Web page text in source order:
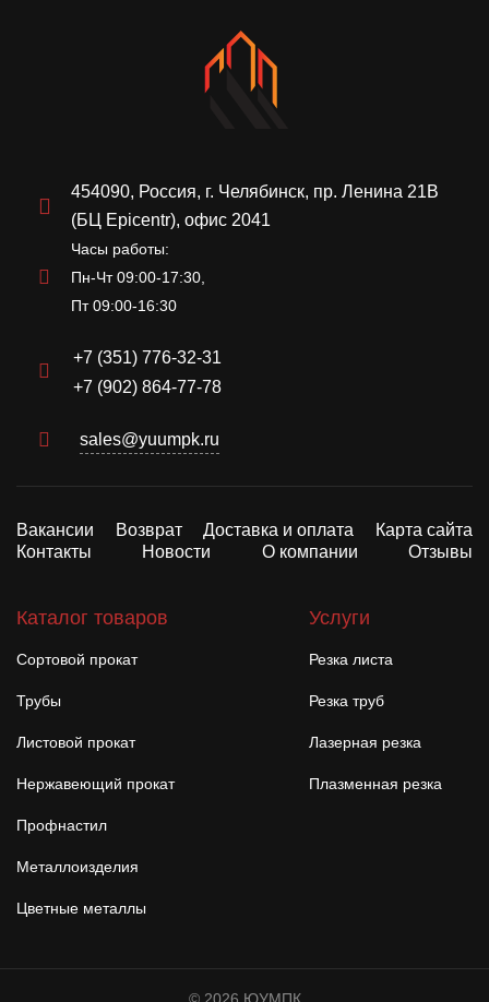
454090, Россия, г. Челябинск, пр. Ленина 21В
(БЦ Epicentr), офис 2041
Часы работы:
Пн-Чт 09:00-17:30,
Пт 09:00-16:30
+7 (351) 776-32-31
+7 (902) 864-77-78
sales@yuumpk.ru
Вакансии Возврат Доставка и оплата
Карта сайта
Контакты
Новости О компании Отзывы
Каталог товаров
Сортовой прокат
Трубы
Листовой прокат
Нержавеющий прокат
Профнастил
Металлоизделия
Цветные металлы
Услуги
Резка листа
Резка труб
Лазерная резка
Плазменная резка